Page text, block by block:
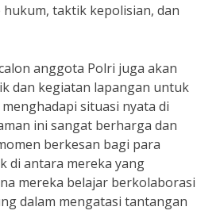
taktik kepolisian, dan
anggota Polri juga akan
dan kegiatan lapangan untuk
situasi nyata di
ini sangat berharga dan
berkesan bagi para
di antara mereka yang
mereka belajar berkolaborasi
dalam mengatasi tantangan